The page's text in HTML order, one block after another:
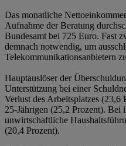
Das monatliche
Aufnahme der Beratung
Bundesamt bei 725 Euro. Fast
demnach notwendig, um
Telekommunikationsanbietern
Hauptauslöser der
Unterstützung bei einer
Verlust des Arbeitsplatzes
25-Jährigen (25,2 Prozent). Bei
unwirtschaftliche
(20,4 Prozent).